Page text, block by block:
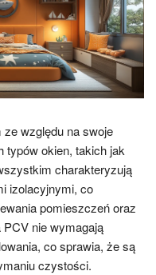
względu na swoje
typów okien, takich jak
charakteryzują
izolacyjnymi, co
pomieszczeń oraz
nie wymagają
co sprawia, że są
czystości.